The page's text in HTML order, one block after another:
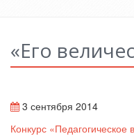
«Его
3 сентября 2014
Конкурс